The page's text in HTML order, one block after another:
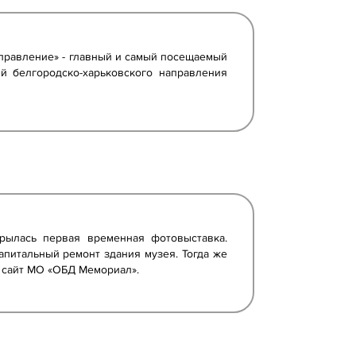
- главный и самый посещаемый
харьковского направления
первая временная фотовыставка.
ремонт здания музея. Тогда же
сайт МО «ОБД Мемориал».